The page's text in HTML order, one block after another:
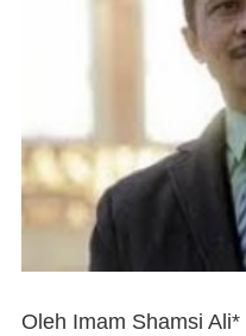
Oleh Imam Shamsi Ali*